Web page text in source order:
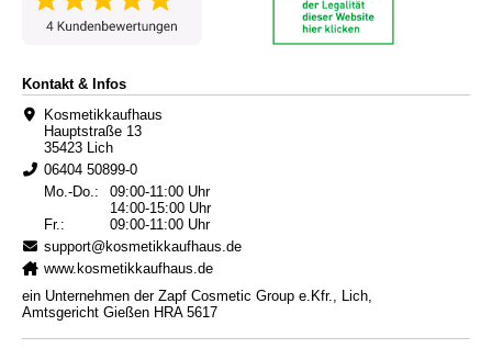
Kontakt & Infos
Kosmetikkaufhaus
Hauptstraße 13
35423 Lich
06404 50899-0
Mo.-Do.:
09:00-11:00 Uhr
14:00-15:00 Uhr
Fr.:
09:00-11:00 Uhr
support@kosmetikkaufhaus.de
www.kosmetikkaufhaus.de
ein Unternehmen der Zapf Cosmetic Group e.Kfr., Lich,
Amtsgericht Gießen HRA 5617